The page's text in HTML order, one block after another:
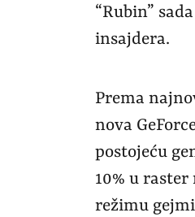
“Rubin”
insajdera.
Prema
nova
postojeću
10% u
režimu